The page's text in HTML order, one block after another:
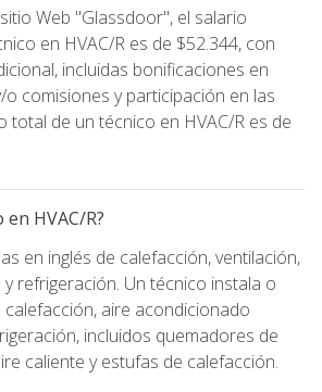
Web "Glassdoor", el salario
en HVAC/R es de $52.344, con
incluidas bonificaciones en
comisiones y participación en las
total de un técnico en HVAC/R es de
HVAC/R?
en inglés de calefacción, ventilación,
refrigeración. Un técnico instala o
aire acondicionado
incluidos quemadores de
caliente y estufas de calefacción.